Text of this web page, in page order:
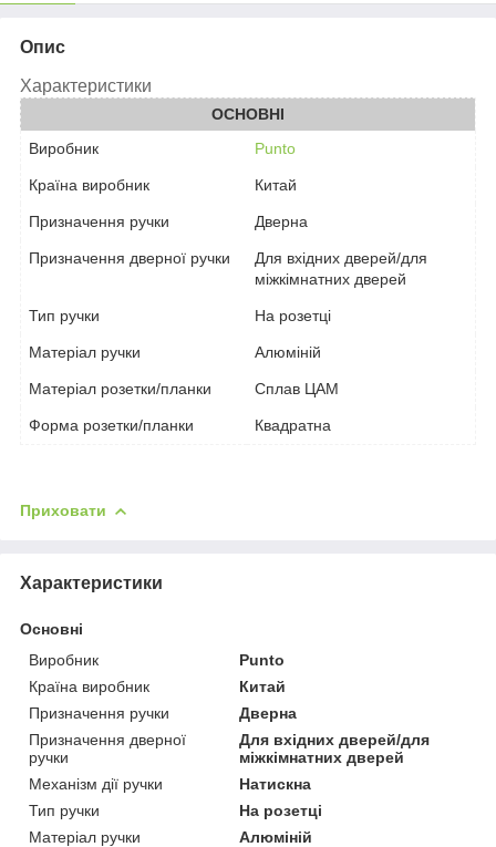
Опис
Характеристики
ОСНОВНІ
Виробник
Punto
Країна виробник Китай
Призначення ручки Дверна
Призначення дверної ручки
Для вхідних дверей/для
міжкімнатних дверей
Тип ручки На розетці
Матеріал ручки Алюміній
Матеріал розетки/планки Сплав ЦАМ
Форма розетки/планки Квадратна
Приховати
Характеристики
Основні
Виробник
Punto
Країна виробник
Китай
Призначення ручки
Дверна
Призначення дверної
ручки
Для вхідних дверей/для
міжкімнатних дверей
Механізм дії ручки
Натискна
Тип ручки
На розетці
Матеріал ручки
Алюміній